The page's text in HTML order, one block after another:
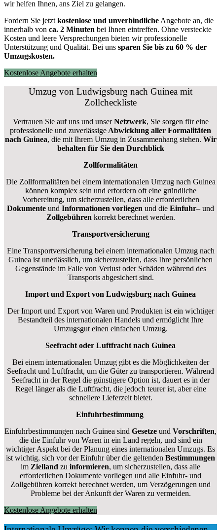
wir helfen Ihnen, ans Ziel zu gelangen.
Fordern Sie jetzt kostenlose und unverbindliche Angebote an, die
innerhalb von ca. 2 Minuten bei Ihnen eintreffen. Ohne versteckte
Kosten und leere Versprechungen bieten wir professionelle
Unterstützung und Qualität. Bei uns sparen Sie bis zu 60 % der
Umzugskosten.
Kostenlose Angebote erhalten
Umzug von Ludwigsburg nach Guinea mit
Zollcheckliste
Vertrauen Sie auf uns und unserNetzwerk, Sie sorgen für eine
professionelle und zuverlässige Abwicklung aller Formalitäten
nach Guinea, die mit Ihrem Umzug in Zusammenhang stehen. Wir
behalten für Sie den Durchblick
Zollformalitäten
Die Zollformalitäten bei einem internationalen Umzug nach Guinea
können komplex sein und erfordern oft eine gründliche
Vorbereitung, um sicherzustellen, dass alle erforderlichen
Dokumente und Informationen vorliegen und die Einfuhr– und
Zollgebühren korrekt berechnet werden.
Transportversicherung
Eine Transportversicherung bei einem internationalen Umzug nach
Guinea ist unerlässlich, um sicherzustellen, dass Ihre persönlichen
Gegenstände im Falle von Verlust oder Schäden während des
Transports abgesichert sind.
Import und Export von Ludwigsburg nach Guinea
Der Import und Export von Waren und Produkten ist ein wichtiger
Bestandteil des internationalen Handels und ermöglicht Ihre
Umzugsgut einen einfachen Umzug.
Seefracht oder Luftfracht nach Guinea
Bei einem internationalen Umzug gibt es die Möglichkeiten der
Seefracht und Luftfracht, um die Güter zu transportieren. Während
Seefracht in der Regel die günstigere Option ist, dauert es in der
Regel länger als die Luftfracht, die jedoch teurer ist, aber eine
schnellere Lieferzeit bietet.
Einfuhrbestimmung
Einfuhrbestimmungen nach Guinea sind Gesetze und Vorschriften,
die die Einfuhr von Waren in ein Land regeln, und sind ein
wichtiger Aspekt bei der Planung eines internationalen Umzugs. Es
ist wichtig, sich vor der Einfuhr über die geltenden Bestimmungen
im Zielland zu informieren, um sicherzustellen, dass alle
erforderlichen Dokumente vorliegen und alle Einfuhr- und
Zollgebühren korrekt berechnet werden, um Verzögerungen und
Probleme bei der Ankunft der Waren zu vermeiden.
Kostenlose Angebote erhalten